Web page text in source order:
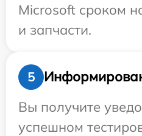
Microsoft сроком
и запчасти.
5
Вы получите
успешном